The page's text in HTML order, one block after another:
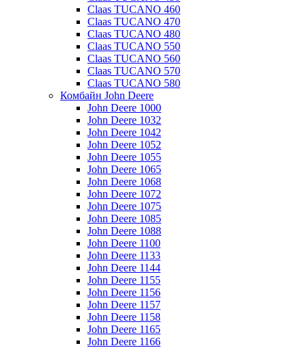
Claas TUCANO 460
Claas TUCANO 470
Claas TUCANO 480
Claas TUCANO 550
Claas TUCANO 560
Claas TUCANO 570
Claas TUCANO 580
Комбайн John Deere
John Deere 1000
John Deere 1032
John Deere 1042
John Deere 1052
John Deere 1055
John Deere 1065
John Deere 1068
John Deere 1072
John Deere 1075
John Deere 1085
John Deere 1088
John Deere 1100
John Deere 1133
John Deere 1144
John Deere 1155
John Deere 1156
John Deere 1157
John Deere 1158
John Deere 1165
John Deere 1166